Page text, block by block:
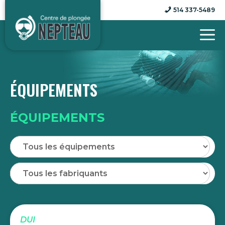
contenu
514 337-5489
ÉQUIPEMENTS
ÉQUIPEMENTS
DUI